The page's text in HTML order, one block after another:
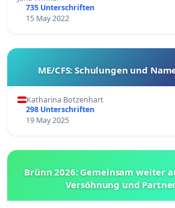
735 Unterschriften
15 May 2022
ME/CFS: Schulungen und
Katharina Botzenhart
298 Unterschriften
19 May 2025
Brünn 2026: Gemeinsam weiter
Versöhnung und